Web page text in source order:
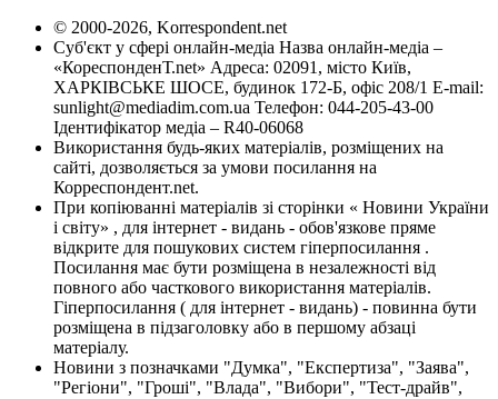
© 2000-2026, Korrespondent.net
Суб'єкт у сфері онлайн-медіа Назва онлайн-медіа –
«КореспонденТ.net» Адреса: 02091, місто Київ,
ХАРКІВСЬКЕ ШОСЕ, будинок 172-Б, офіс 208/1 E-mail:
sunlight@mediadim.com.ua Телефон: 044-205-43-00
Ідентифікатор медіа – R40-06068
Використання будь-яких матеріалів, розміщених на
сайті, дозволяється за умови посилання на
Корреспондент.net.
При копіюванні матеріалів зі сторінки « Новини України
і світу» , для інтернет - видань - обов'язкове пряме
відкрите для пошукових систем гіперпосилання .
Посилання має бути розміщена в незалежності від
повного або часткового використання матеріалів.
Гіперпосилання ( для інтернет - видань) - повинна бути
розміщена в підзаголовку або в першому абзаці
матеріалу.
Новини з позначками "Думка", "Експертиза", "Заява",
"Регіони", "Гроші", "Влада", "Вибори", "Тест-драйв",